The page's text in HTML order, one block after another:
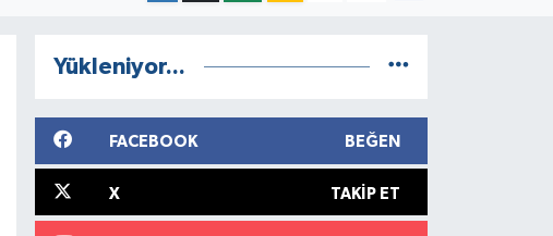
Yükleniyor...
FACEBOOK BEĞEN
X TAKIP ET